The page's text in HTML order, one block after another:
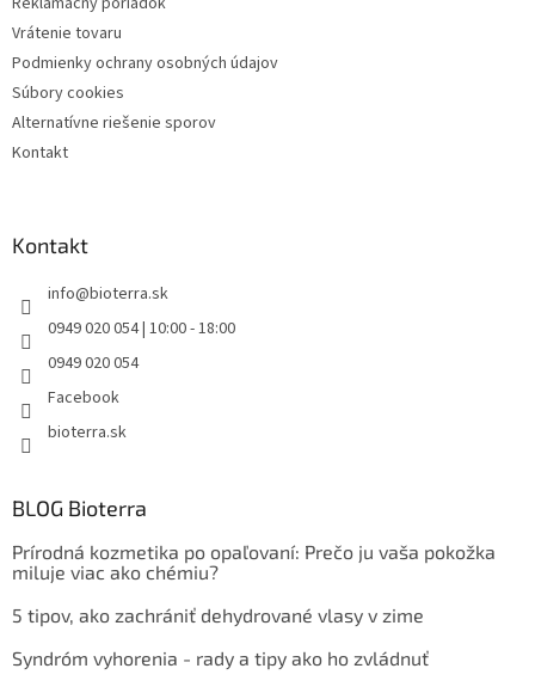
Vrátenie tovaru
Podmienky ochrany osobných údajov
Súbory cookies
Alternatívne riešenie sporov
Kontakt
Kontakt
info@bioterra.sk
0949 020 054 | 10:00 - 18:00
0949 020 054
Facebook
bioterra.sk
BLOG Bioterra
Prírodná kozmetika po opaľovaní: Prečo ju vaša pokožka
miluje viac ako chémiu?
5 tipov, ako zachrániť dehydrované vlasy v zime
Syndróm vyhorenia - rady a tipy ako ho zvládnuť